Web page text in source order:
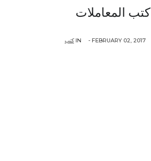
كتب المعاملات
FEBRUARY 02, 2017 -
IN كتب